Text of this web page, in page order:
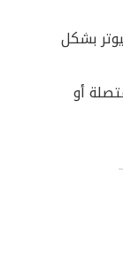
بشكل
أو